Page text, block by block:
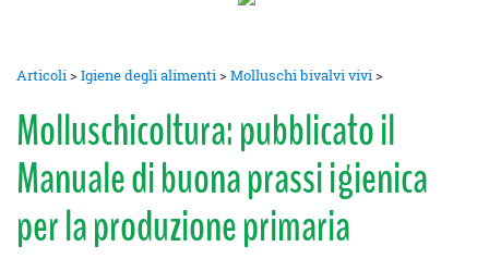
Articoli>Igiene degli alimenti>Molluschi bivalvi vivi>
Molluschicoltura: pubblicato il
Manuale di buona prassi igienica
per la produzione primaria